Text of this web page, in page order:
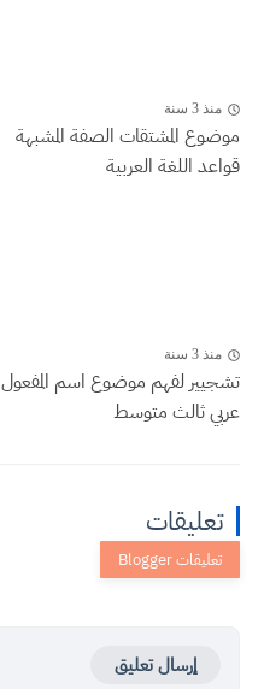
منذ 3 سنة
موضوع المشتقات الصفة المشبهة
قواعد اللغة العربية
منذ 3 سنة
تشجيير لفهم موضوع اسم المفعول
عربي ثالث متوسط
تعليقات
إرسال تعليق